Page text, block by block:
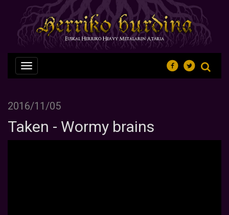
Nabegazioa
ireki
2016/11/05
Taken - Wormy brains